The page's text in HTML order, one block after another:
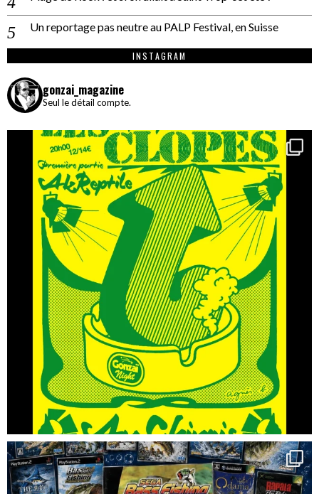
Un reportage pas neutre au PALP Festival, en Suisse
INSTAGRAM
gonzai_magazine
Seul le détail compte.